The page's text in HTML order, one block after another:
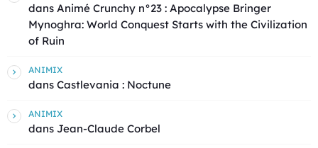
dans Animé Crunchy n°23 : Apocalypse Bringer
Mynoghra: World Conquest Starts with the Civilization
of Ruin
ANIMIX
dans Castlevania : Noctune
ANIMIX
dans Jean-Claude Corbel